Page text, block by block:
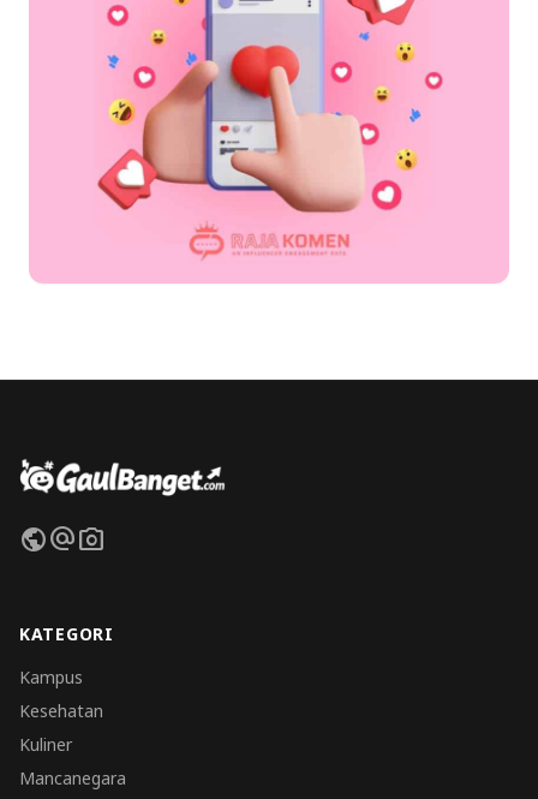
publicalternate_emailphoto_camera
KATEGORI
Kampus
Kesehatan
Kuliner
Mancanegara